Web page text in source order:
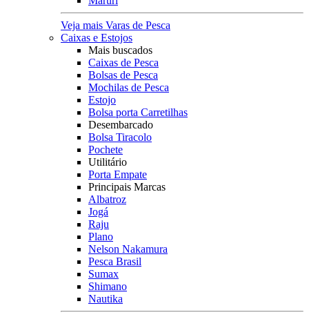
Veja mais Varas de Pesca
Caixas e Estojos
Mais buscados
Caixas de Pesca
Bolsas de Pesca
Mochilas de Pesca
Estojo
Bolsa porta Carretilhas
Desembarcado
Bolsa Tiracolo
Pochete
Utilitário
Porta Empate
Principais Marcas
Albatroz
Jogá
Raju
Plano
Nelson Nakamura
Pesca Brasil
Sumax
Shimano
Nautika